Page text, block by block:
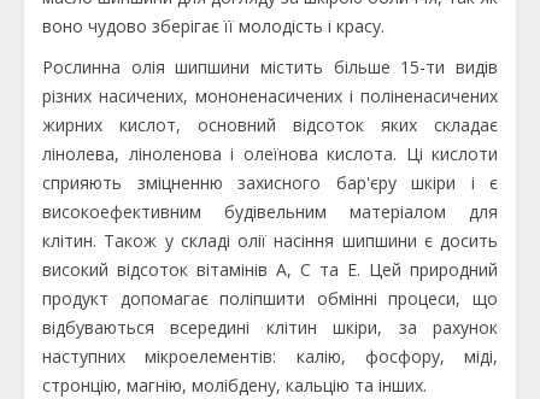
воно чудово зберігає її молодість і красу.
Рослинна олія шипшини містить більше 15-ти видів
різних насичених, мононенасичених і поліненасичених
жирних кислот, основний відсоток яких складає
лінолева, ліноленова і олеїнова кислота. Ці кислоти
сприяють зміцненню захисного бар'єру шкіри і є
високоефективним будівельним матеріалом для
клітин. Також у складі олії насіння шипшини є досить
високий відсоток вітамінів A, C та E. Цей природний
продукт допомагає поліпшити обмінні процеси, що
відбуваються всередині клітин шкіри, за рахунок
наступних мікроелементів: калію, фосфору, міді,
стронцію, магнію, молібдену, кальцію та інших.